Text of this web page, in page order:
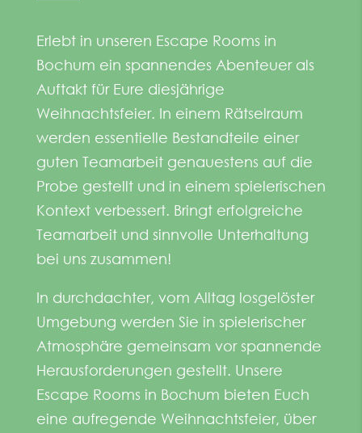
Erlebt in unseren Escape Rooms in
Bochum ein spannendes Abenteuer als
Auftakt für Eure diesjährige
Weihnachtsfeier. In einem Rätselraum
werden essentielle Bestandteile einer
guten Teamarbeit genauestens auf die
Probe gestellt und in einem spielerischen
Kontext verbessert. Bringt erfolgreiche
Teamarbeit und sinnvolle Unterhaltung
bei uns zusammen!
In durchdachter, vom Alltag losgelöster
Umgebung werden Sie in spielerischer
Atmosphäre gemeinsam vor spannende
Herausforderungen gestellt. Unsere
Escape Rooms in Bochum bieten Euch
eine aufregende Weihnachtsfeier, über